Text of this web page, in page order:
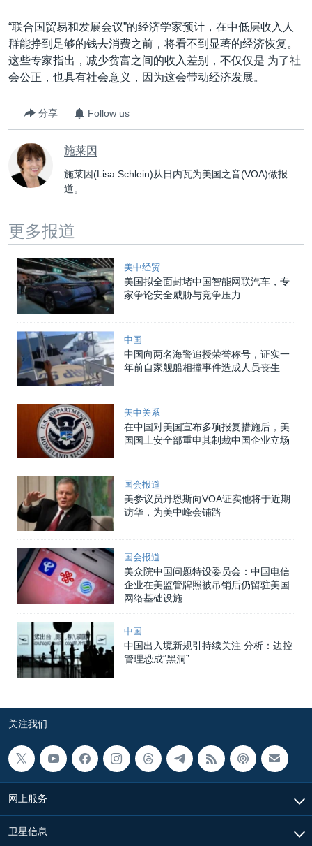
“联合国贸易和发展会议”的经济学家预计，在中低层收入人
群能挣到足够的钱去消费之前，将看不到显著的经济恢复。
这些专家指出，减少贫富之间的收入差别，不仅仅是 为了社
会公正，也具有社会意义，因为这会带动经济发展。
分享 Follow us
施莱因
施莱因(Lisa Schlein)从日内瓦为美国之音(VOA)做报
道。
更多报道
美中经贸
美国拟全面封堵中国智能网联汽车，专
家争论安全威胁与竞争压力
中国
中国向两名海警追授荣誉称号，证实一
年前自家舰船相撞事件造成人员丧生
美中关系
在中国对美国宣布多项报复措施后，美
国国土安全部重申其制裁中国企业立场
国会报道
美参议员丹恩斯向VOA证实他将于近期
访华，为美中峰会铺路
国会报道
美众院中国问题特设委员会：中国电信
企业在美监管牌照被吊销后仍留驻美国
网络基础设施
中国
中国出入境新规引持续关注 分析：边控
管理恐成“黑洞”
关注我们
网上服务
卫星信息